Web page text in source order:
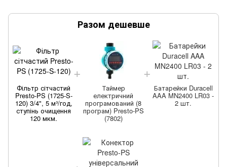
Разом дешевше
Фільтр сітчастий
Presto-PS (1725-S-
120) 3/4", 5 м³/год,
ступінь очищення
120 мкм.
Таймер
електричний
програмований (8
програм) Presto-PS
(7802)
Батарейки Duracell
AAA MN2400 LR03 -
2 шт.